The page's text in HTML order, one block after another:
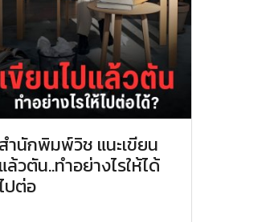
สำนักพิมพ์วิช แนะเขียน
แล้วตัน..ทำอย่างไรให้ได้
ปต่อ